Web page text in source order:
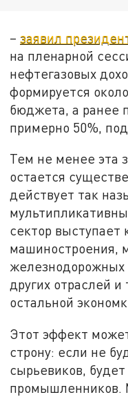
–заявил
на пленарной
нефтегазовых
формируется
бюджета, а ранее
примерно 50%,
Тем не менее эта
остается
действует так
сектор выступает
машиностроения,
железнодорожных
других отраслей
остальной
Этот эффект
строну: если не
сырьевиков,
промышленников.